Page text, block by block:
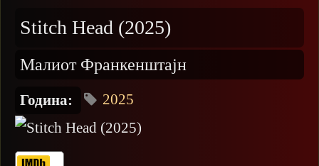
Stitch Head (2025)
Малиот Франкенштајн
Година: 2025